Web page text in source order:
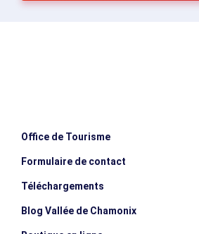
Office de Tourisme
Formulaire de contact
Téléchargements
Blog Vallée de Chamonix